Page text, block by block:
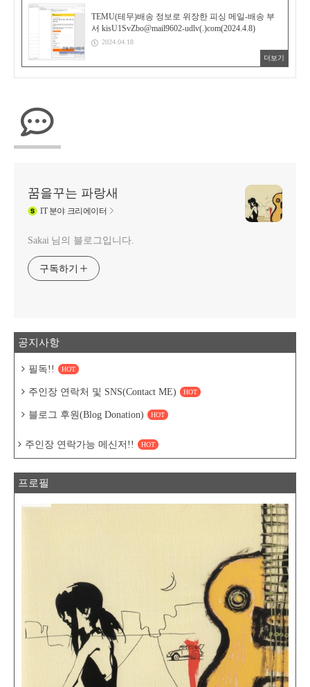
TEMU(테무)배송 정보로 위장한 피싱 메일-배송 부
서 kisU1SvZbo@mail9602-udlv(.)com(2024.4.8)
2024.04.18
더보기
꿈을꾸는 파랑새
IT분야 크리에이터
Sakai 님의 블로그입니다.
구독하기
공지사항
필독!! HOT
주인장 연락처 및 SNS(Contact ME) HOT
블로그 후원(Blog Donation) HOT
주인장 연락가능 메신저!! HOT
프로필